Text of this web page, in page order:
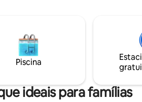
frente para a Alpine Ave - a
minutos da 3rd Street.
Piscina
ideais para famílias